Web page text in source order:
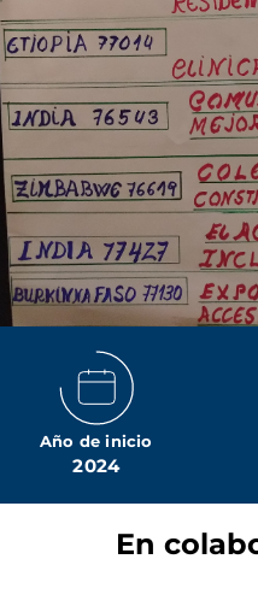
Año de inicio
2024
En